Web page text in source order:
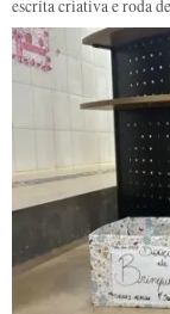
escrita criativa e roda